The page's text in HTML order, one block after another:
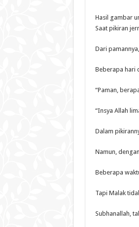
Hasil gambar
Saat pikiran
Dari
Beberapa hari
“Paman,
“Insya Allah
Dalam
Namun,
Beberapa
Tapi Malak
Subhanallah,